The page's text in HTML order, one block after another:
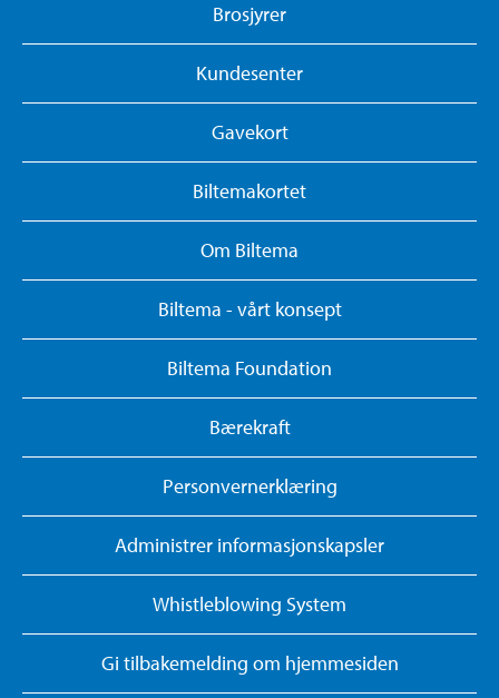
Brosjyrer
Kundesenter
Gavekort
Biltemakortet
Om Biltema
Biltema - vårt konsept
Biltema Foundation
Bærekraft
Personvernerklæring
Administrer informasjonskapsler
Whistleblowing System
Gi tilbakemelding om hjemmesiden